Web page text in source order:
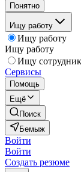
Понятно
Ищу работу
Ищу работу
Ищу работу
Ищу
Сервисы
Помощь
Ещё
Поиск
Бемыж
Войти
Войти
Создать резюме